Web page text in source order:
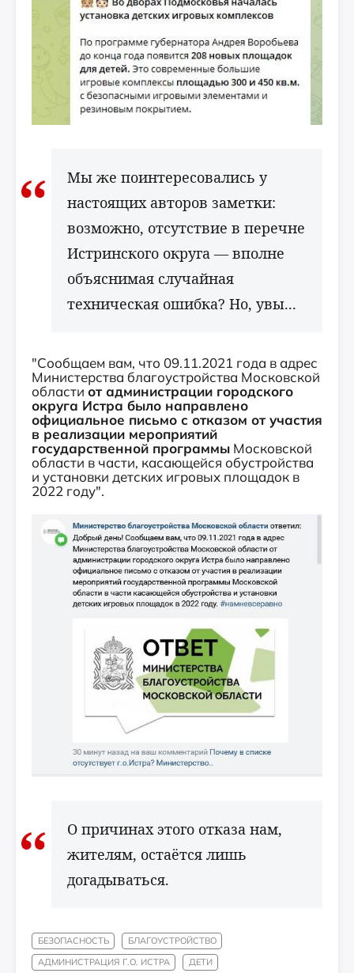
Мы же поинтересовались у
настоящих авторов заметки:
возможно, отсутствие в перечне
Истринского округа — вполне
объяснимая случайная
техническая ошибка? Но, увы...
"Сообщаем вам, что 09.11.2021 года в адрес
Министерства благоустройства Московской
области от администрации городского
округа Истра было направлено
официальное письмо с отказом от участия
в реализации мероприятий
государственной программы Московской
области в части, касающейся обустройства
и установки детских игровых площадок в
2022 году".
О причинах этого отказа нам,
жителям, остаётся лишь
догадываться.
БЕЗОПАСНОСТЬ
БЛАГОУСТРОЙСТВО
АДМИНИСТРАЦИЯ Г.О. ИСТРА
ДЕТИ